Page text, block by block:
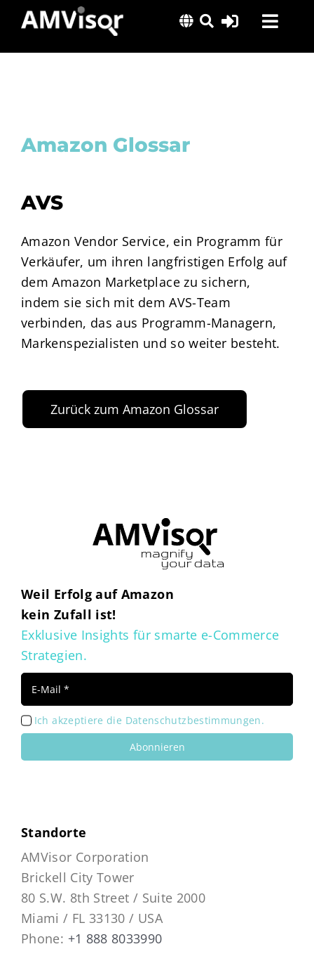
content
Lösungen
Über uns
Amazon Glossar
AVS
Amazon Vendor Service, ein Programm für
Verkäufer, um ihren langfristigen Erfolg auf
dem Amazon Marketplace zu sichern,
indem sie sich mit dem AVS-Team
verbinden, das aus Programm-Managern,
Markenspezialisten und so weiter besteht.
Zurück zum Amazon Glossar
Weil Erfolg auf Amazon
kein Zufall ist!
Exklusive Insights für smarte e-Commerce
Strategien.
Ich akzeptiere die Datenschutzbestimmungen.
Abonnieren
Standorte
AMVisor Corporation
Brickell City Tower
80 S.W. 8th Street / Suite 2000
Miami / FL 33130 / USA
Phone: +1 888 8033990